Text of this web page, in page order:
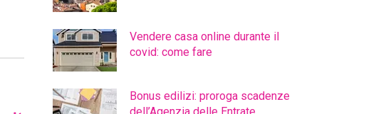
Vendere casa online durante il
covid: come fare
Bonus edilizi: proroga scadenze